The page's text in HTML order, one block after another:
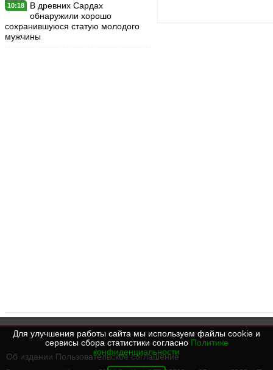
10:18
В древних Сардах
обнаружили хорошо
сохранившуюся статую молодого
мужчины
Об издании Пользовательское соглашение
Для улучшения работы сайта мы используем файлы cookie и
сервисы сбора статистики согласно Политике
конфиденциальности